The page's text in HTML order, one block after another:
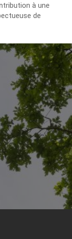
à une
de